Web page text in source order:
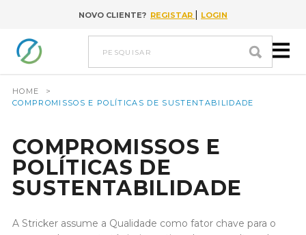
Ir para conteúdo
NOVO CLIENTE? REGISTAR | LOGIN
pesquisar
HOME
>
COMPROMISSOS E POLÍTICAS DE SUSTENTABILIDADE
COMPROMISSOS E
POLÍTICAS DE
SUSTENTABILIDADE
A Stricker assume a Qualidade como fator chave para o